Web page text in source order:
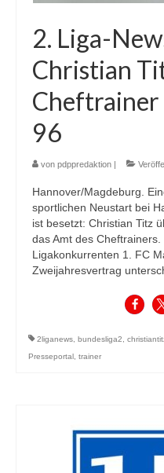
2. Liga-
Christian
Cheftrainer
96
von pdppredaktion |
Hannover/Magdeburg.
sportlichen Neustart bei
ist besetzt: Christian Titz
das Amt des
Ligakonkurrenten 1. FC
Zweijahresvertrag
2liganews bundesliga2
Presseportal trainer